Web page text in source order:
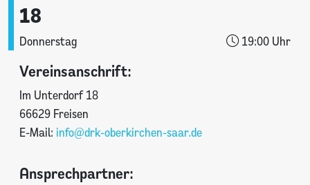
18
Donnerstag 19:00 Uhr
Vereinsanschrift:
Im Unterdorf 18
66629 Freisen
E-Mail: info@drk-oberkirchen-saar.de
Ansprechpartner: